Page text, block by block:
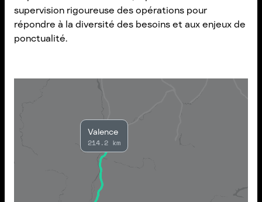
supervision rigoureuse des opérations pour
répondre à la diversité des besoins et aux enjeux de
ponctualité.
Valence
214.2 km